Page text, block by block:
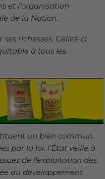
et l’organisation
de la Nation.
richesses. Celles-ci
à tous les
un bien commun.
par la loi, l’État veille à
de l’exploitation des
au développement